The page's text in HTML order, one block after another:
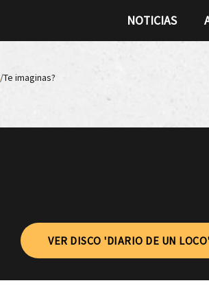
NOTICIAS
/Te imaginas?
VER DISCO 'DIARIO DE UN LOCO'